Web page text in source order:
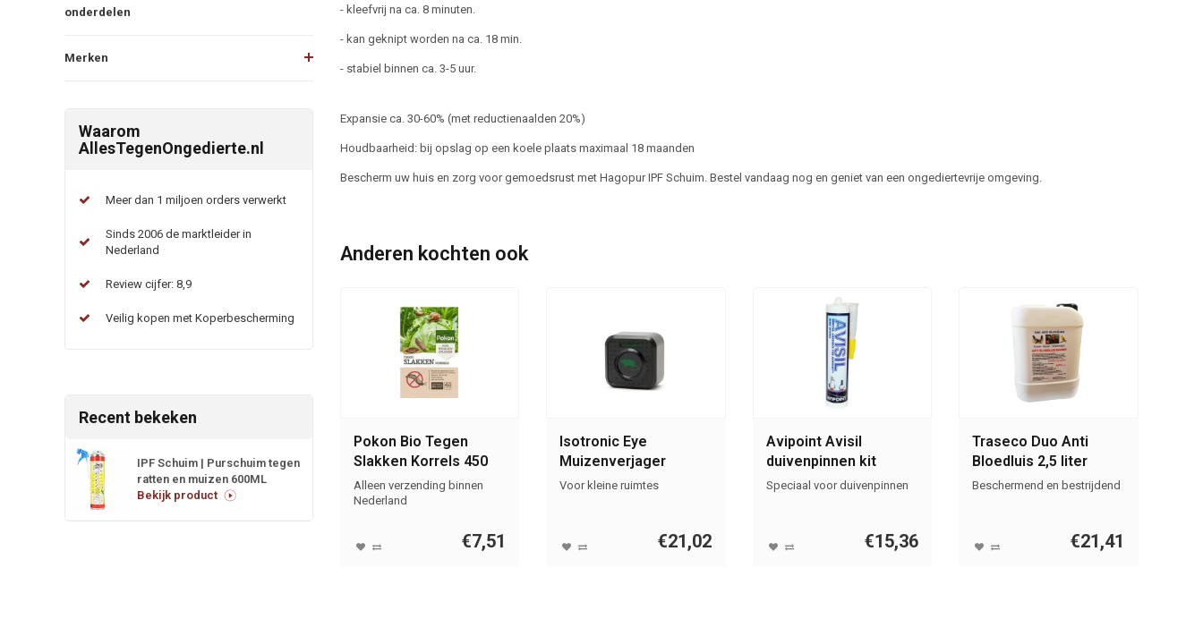
onderdelen
Merken
Waarom
AllesTegenOngedierte.nl
Meer dan 1 miljoen orders verwerkt
Sinds 2006 de marktleider in
Nederland
Review cijfer: 8,9
Veilig kopen met Koperbescherming
Recent bekeken
IPF Schuim | Purschuim tegen
ratten en muizen 600ML
Bekijk product
- kleefvrij na ca. 8 minuten.
- kan geknipt worden na ca. 18 min.
- stabiel binnen ca. 3-5 uur.
Expansie ca. 30-60% (met reductienaalden 20%)
Houdbaarheid: bij opslag op een koele plaats maximaal 18 maanden
Bescherm uw huis en zorg voor gemoedsrust met Hagopur IPF Schuim. Bestel vandaag nog en geniet van een ongediertevrije omgeving.
Anderen kochten ook
Pokon Bio Tegen
Slakken Korrels 450
gram
Alleen verzending binnen
Nederland
€7,51
Isotronic Eye
Muizenverjager
Voor kleine ruimtes
€21,02
Avipoint Avisil
duivenpinnen kit
transparant
Speciaal voor duivenpinnen
€15,36
Traseco Duo Anti
Bloedluis 2,5 liter
Beschermend en bestrijdend
€21,41